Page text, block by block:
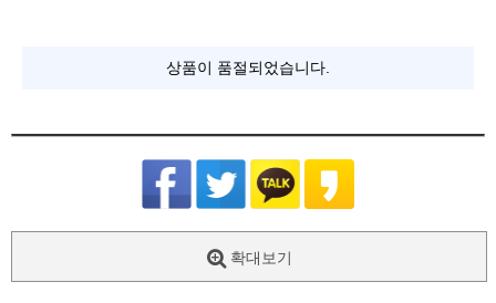
상품이 품절되었습니다.
확대보기